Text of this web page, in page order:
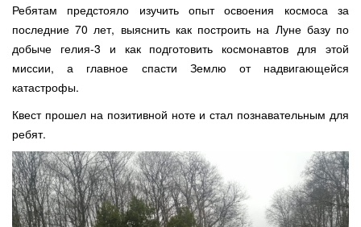
Ребятам предстояло изучить опыт освоения космоса за
последние 70 лет, выяснить как построить на Луне базу по
добыче гелия-3 и как подготовить космонавтов для этой
миссии, а главное спасти Землю от надвигающейся
катастрофы.
Квест прошел на позитивной ноте и стал познавательным для
ребят.